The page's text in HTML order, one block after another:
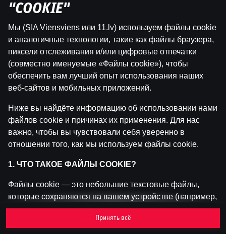
Эта игра недоступна как демо-версия.
Пожалуйста, авторизуйся, чтобы играть в
эту игру на реальные деньги.
Войти
"COOKIE"
Мы (SIA Viensviens или 11.lv) используем файлы cookie
и аналогичные технологии, такие как файлы браузера,
пиксели отслеживания и/или цифровые отпечатки
(совместно именуемые «Файлы cookie»), чтобы
обеспечить вам лучший опыт использования наших
веб-сайтов и мобильных приложений.
Ниже вы найдёте информацию об использовании нами
файлов cookie и причинах их применения. Для нас
важно, чтобы вы чувствовали себя уверенно в
отношении того, как мы используем файлы cookie.
1. ЧТО ТАКОЕ ФАЙЛЫ COOKIE?
Файлы cookie — это небольшие текстовые файлы,
которые сохраняются на вашем устройстве (например,
на компьютере, мобильном телефоне или планшете)
при посещении наших веб-сайтов. Размещение
Принять всё